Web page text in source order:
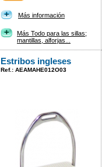
Más información
Más Todo para las sillas;
mantillas, alforjas...
Estribos ingleses
Ref.: AEAMAHE012O03